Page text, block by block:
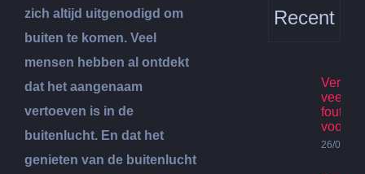
zich altijd uitgenodigd om
buiten te komen. Veel
mensen hebben al ontdekt
dat het aangenaam
vertoeven is in de
buitenlucht. En dat het
genieten van de buitenlucht
Recent
fouten
26/07/